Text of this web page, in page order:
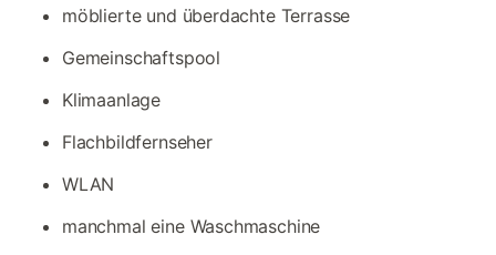
möblierte und überdachte Terrasse
Gemeinschaftspool
Klimaanlage
Flachbildfernseher
WLAN
manchmal eine Waschmaschine